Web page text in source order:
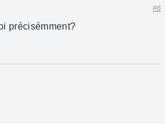
#6
précisémment?